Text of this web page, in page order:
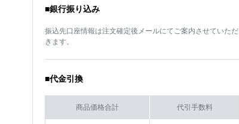
■銀行振り込み
振込先口座情報は注文確定後メールにてご案内させていただ
きます。
■代金引換
商品価格合計 代引手数料